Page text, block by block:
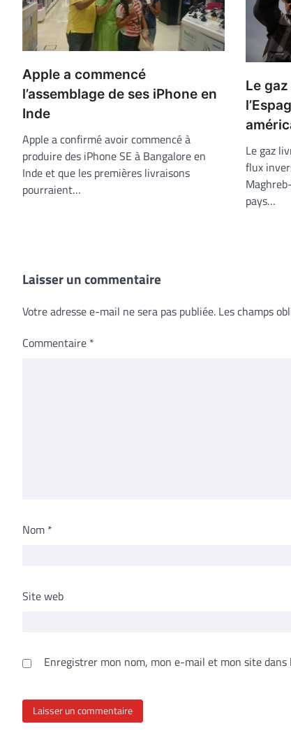
Apple a commencé
l’assemblage de ses iPhone en
Inde
Apple a confirmé avoir commencé à
produire des iPhone SE à Bangalore en
Inde et que les premières livraisons
pourraient…
Le
Le gaz
flux
pays…
Laisser un commentaire
Votre adresse e-mail ne sera pas publiée. Les champs
Commentaire *
Nom *
Site web
Enregistrer mon nom, mon e-mail et mon site